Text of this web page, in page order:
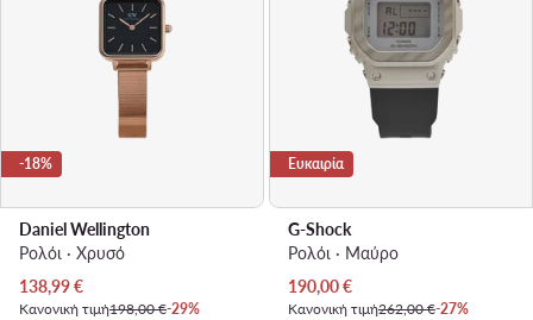
-18%
Daniel Wellington
Ρολόι · Χρυσό
Τρέχουσα τιμή
138,99€
Κανονική τιμή198,00 €-29%
Ευκαιρία
G-Shock
Ρολόι · Μαύρο
Τρέχουσα τιμή
190,00€
Κανονική τιμή262,00 €-27%